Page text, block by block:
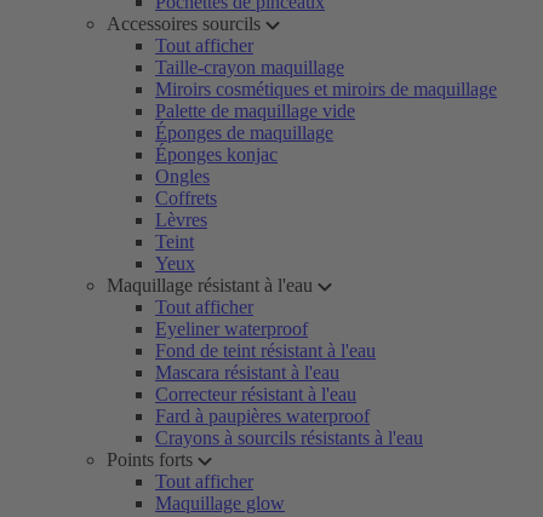
Accessoires sourcils
Tout afficher
Taille-crayon maquillage
Miroirs cosmétiques et miroirs de maquillage
Palette de maquillage vide
Éponges de maquillage
Éponges konjac
Ongles
Coffrets
Lèvres
Teint
Yeux
Maquillage résistant à l'eau
Tout afficher
Eyeliner waterproof
Fond de teint résistant à l'eau
Mascara résistant à l'eau
Correcteur résistant à l'eau
Fard à paupières waterproof
Crayons à sourcils résistants à l'eau
Points forts
Tout afficher
Maquillage glow